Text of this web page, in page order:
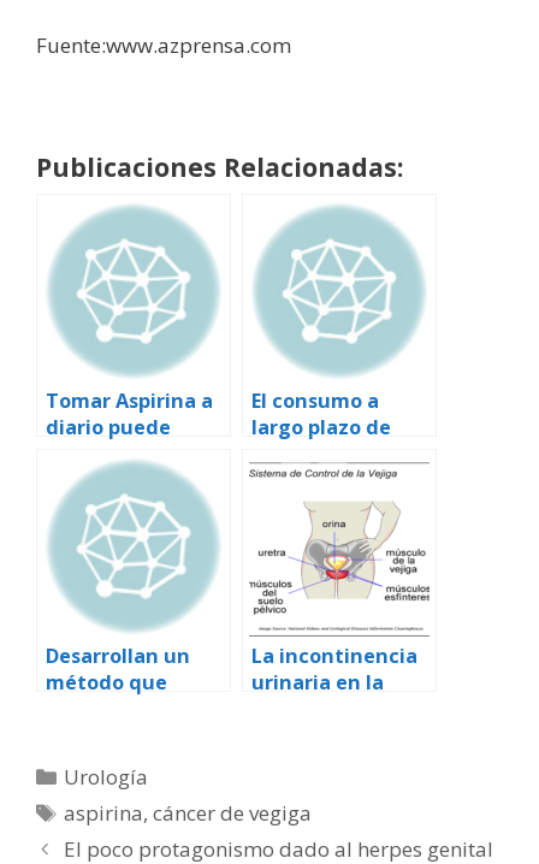
Fuente:www.azprensa.com
Publicaciones Relacionadas:
Tomar Aspirina a
diario puede
prevenir los
problemas de
hiperplasia de
próstata
El consumo a
largo plazo de
el cáncer
colorrectal
Desarrollan un
método que
próstata
La incontinencia
urinaria en la
Categorías
Urología
Etiquetas
aspirina,cáncer de vegiga
El poco protagonismo dado al herpes genital